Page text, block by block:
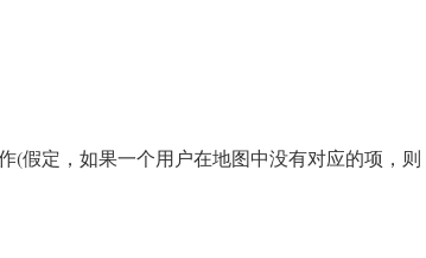
(假定，如果一个用户在地图中没有对应的项，则